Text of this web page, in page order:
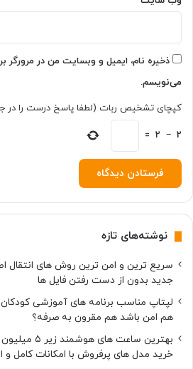
ر
س
ت ذخیره نام، ایمیل و وبسایت من در مرورگر
می‌نویسم.
کپچای تشخیص ربات (لطفا پاسخ درست را در
2
−
2
=
نوشته‌های تازه
سریع ترین و امن ترین روش های انتقال
جدید بدون از دست رفتن فایل ها
لپتاپ مناسب برنامه های آموزشی
هم امن باشد هم مقرون به صرفه؟
بهترین ساعت
خرید مدل های پرفروش با امکانات کامل و